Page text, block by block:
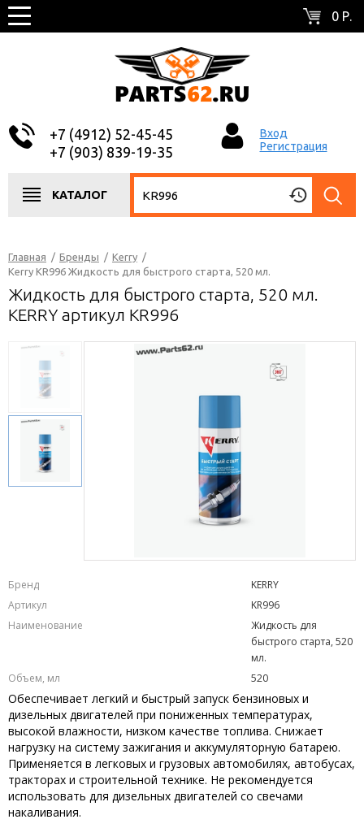
0 Р.
+7 (4912) 52-45-45
+7 (903) 839-19-35
Вход
Регистрация
КАТАЛОГ
Главная / Бренды / Kerry /
Kerry KR996 Жидкость для быстрого старта, 520 мл.
Жидкость для быстрого старта, 520 мл.
KERRY артикул KR996
Бренд
KERRY
Артикул
KR996
Наименование
Жидкость для
быстрого старта, 520
мл.
Объем, мл
520
Обеспечивает легкий и быстрый запуск бензиновых и
дизельных двигателей при пониженных температурах,
высокой влажности, низком качестве топлива. Снижает
нагрузку на систему зажигания и аккумуляторную батарею.
Применяется в легковых и грузовых автомобилях, автобусах,
тракторах и строительной технике. Не рекомендуется
использовать для дизельных двигателей со свечами
накаливания.